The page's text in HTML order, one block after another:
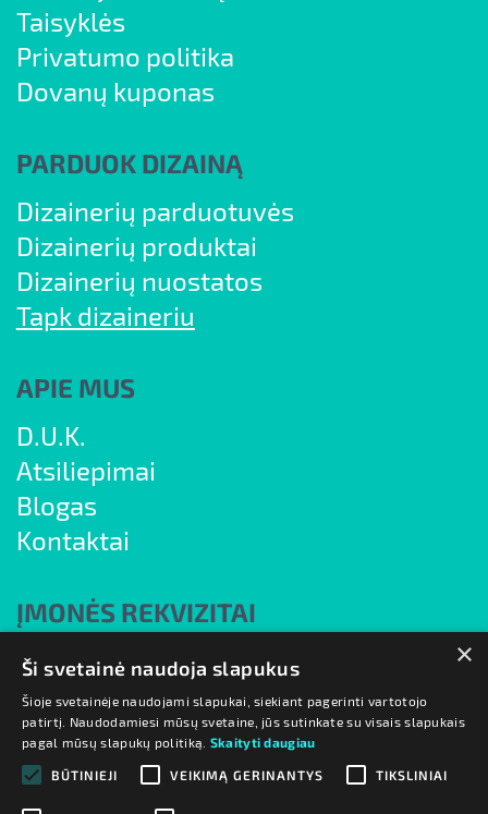
Taisyklės
Privatumo politika
Dovanų kuponas
PARDUOK DIZAINĄ
Dizainerių parduotuvės
Dizainerių produktai
Dizainerių nuostatos
Tapk dizaineriu
APIE MUS
D.U.K.
Atsiliepimai
Blogas
Kontaktai
ĮMONĖS REKVIZITAI
UAB "7natos"
Į/k 304830886
PVM m.k. LT100011624412
Vileišio g. 17A, Vilnius 10306, III aukštas
×
Ši svetainė naudoja slapukus
Šioje svetainėje naudojami slapukai, siekiant pagerinti vartotojo
patirtį. Naudodamiesi mūsų svetaine, jūs sutinkate su visais slapukais
pagal mūsų slapukų politiką. Skaityti daugiau
BŪTINIEJI VEIKIMĄ GERINANTYS TIKSLINIAI